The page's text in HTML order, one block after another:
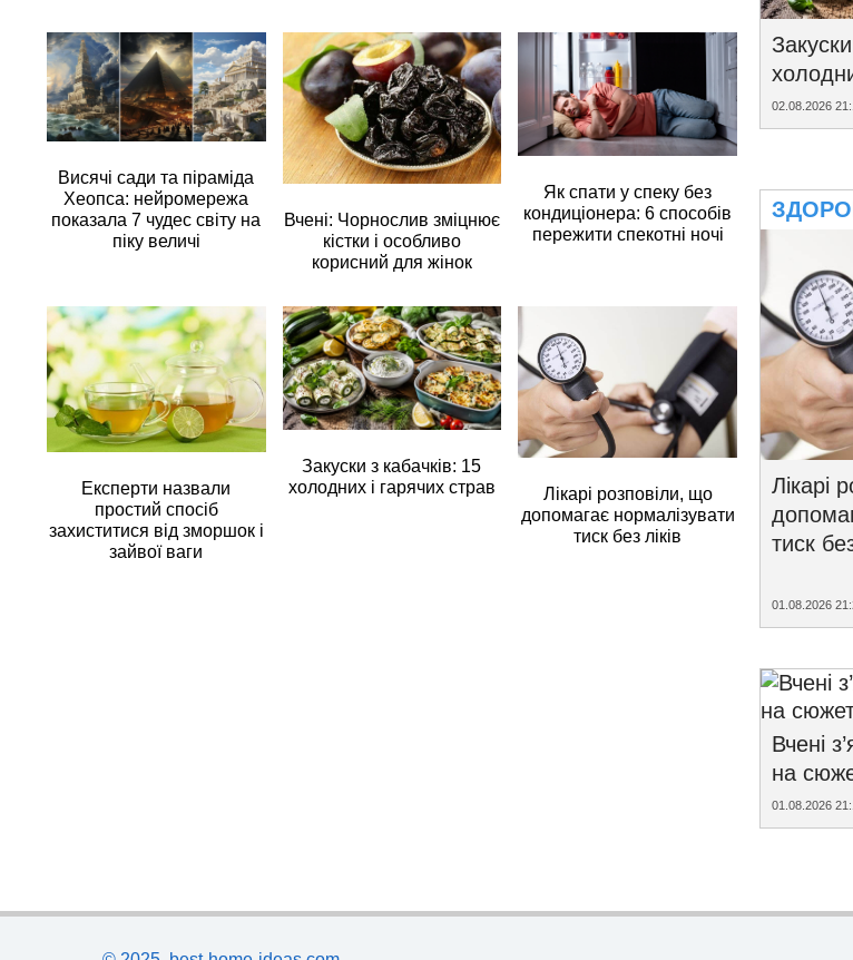
Висячі сади та піраміда
Хеопса: нейромережа
показала 7 чудес світу на
піку величі
Вчені: Чорнослив зміцнює
кістки і особливо
корисний для жінок
Як спати у спеку без
кондиціонера: 6 способів
пережити спекотні ночі
Експерти назвали
простий спосіб
захиститися від зморшок і
зайвої ваги
Закуски з кабачків: 15
холодних і гарячих страв
Лікарі розповіли, що
допомагає нормалізувати
тиск без ліків
02.08.2026
Лікарі
тиск
01.08.2026
Вчені
на
01.08.2026